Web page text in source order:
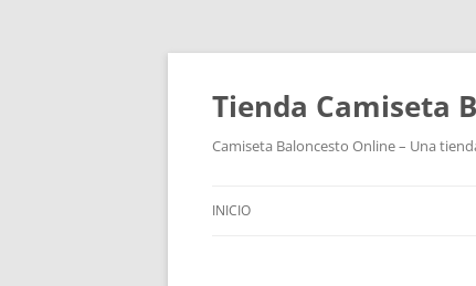
Tienda Camiseta
Camiseta Baloncesto Online – Una
INICIO